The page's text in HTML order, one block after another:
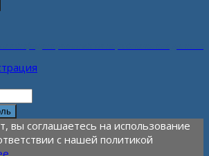
вы соглашаетесь на использование
с нашей политикой